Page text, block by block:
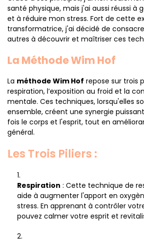
santé physique, mais j'ai aussi réussi à
et à réduire mon stress. Fort de cette
transformatrice, j'ai décidé de
autres à découvrir et maîtriser ces
La Méthode Wim Hof
La méthode Wim Hof repose sur trois
respiration, l’exposition au froid et la
mentale. Ces techniques, lorsqu'elles
ensemble, créent une synergie
fois le corps et l'esprit, tout en
général.
Les Trois Piliers :
Respiration : Cette technique de
aide à augmenter l'apport en
stress. En apprenant à contrôler
pouvez calmer votre esprit et